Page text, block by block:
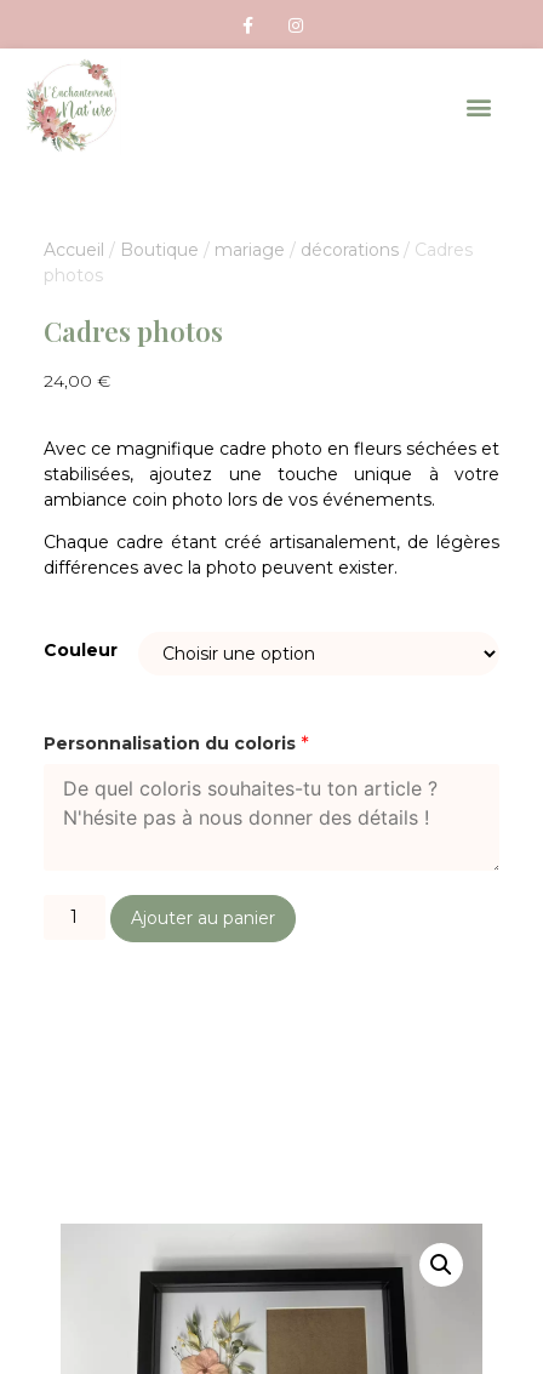
Accueil / Boutique / mariage / décorations / Cadres
photos
Cadres photos
24,00 €
Avec ce magnifique cadre photo en fleurs séchées et
stabilisées, ajoutez une touche unique à votre
ambiance coin photo lors de vos événements.
Chaque cadre étant créé artisanalement, de légères
différences avec la photo peuvent exister.
Couleur
Personnalisation du coloris *
Ajouter au panier